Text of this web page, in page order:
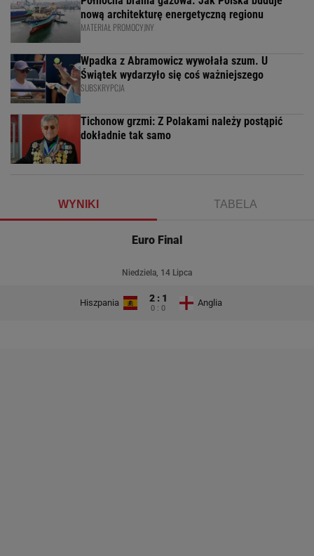
nową architekturę energetyczną regionu
MATERIAŁ PROMOCYJNY
Wpadka z Abramowicz wywołała szum. U
Świątek wydarzyło się coś ważniejszego
SUBSKRYPCJA
Tichonow grzmi: Z Polakami należy postąpić
dokładnie tak samo
WYNIKI TABELA
Euro Final
Niedziela, 14 Lipca
Hiszpania 2 : 1
0 : 0
Anglia